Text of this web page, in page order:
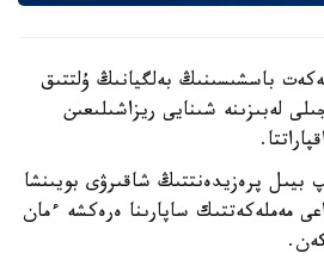
باسشىسىنىڭ بەلگيانىڭ ۇلتتىق
لەبىزىنە شىنايى ريزاشىلىعىن
پرەزيدەنتتىڭ شاقىرۋى بويىنشا
مەملەكەتتىك ساپارىنا ەرەكشە ءمان